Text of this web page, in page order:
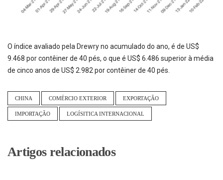
O índice avaliado pela Drewry no acumulado do ano, é de US$
9.468 por contêiner de 40 pés, o que é US$ 6.486 superior à média
de cinco anos de US$ 2.982 por contêiner de 40 pés.
CHINA COMÉRCIO EXTERIOR EXPORTAÇÃO
IMPORTAÇÃO LOGÍSITICA INTERNACIONAL
Artigos relacionados